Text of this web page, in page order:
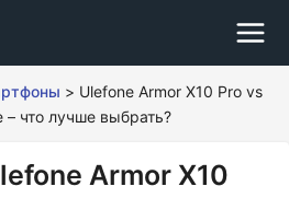
> Ulefone Armor X10 Pro vs
– что лучше выбрать?
Armor X10